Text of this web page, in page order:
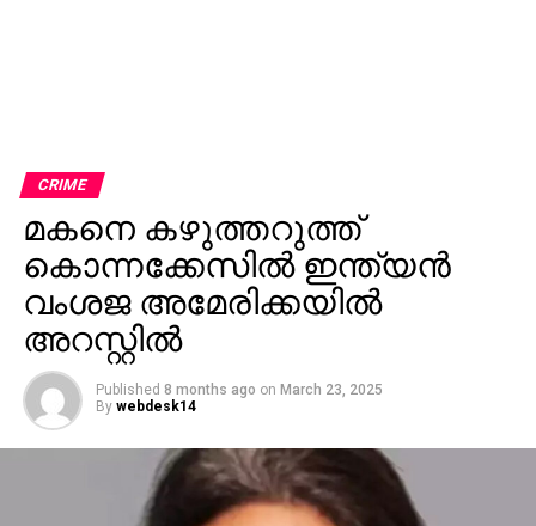
CRIME
മകനെ കഴുത്തറുത്ത്
കൊന്നക്കേസിൽ ഇന്ത്യൻ
വംശജ അമേരിക്കയിൽ
അറസ്റ്റിൽ
Published 8 months ago on March 23, 2025
By webdesk14